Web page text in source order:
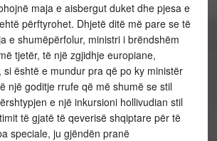
maja e aisbergut duket dhe pjesa e
përftyrohet. Dhjetë ditë më pare se të
e shumëpërfolur, ministri i brëndshëm
tjetër, të një zgjidhje europiane,
si është e mundur pra që po ky ministër
një goditje rrufe që më shumë se stil
e një inkursioni hollivudian stil
të gjatë të qeverisë shqiptare për të
speciale, ju gjëndën pranë